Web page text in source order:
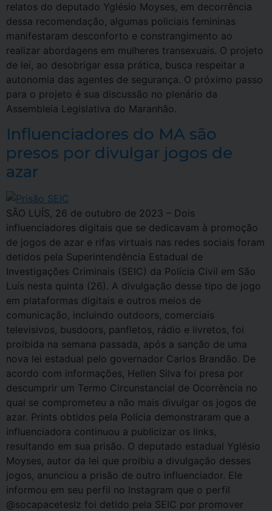
relatos do deputado Yglésio Moyses, em decorrência
dessa recomendação, algumas policiais femininas
manifestaram desconforto e constrangimento ao
realizar abordagens em mulheres transexuais. O projeto
de lei, ao desobrigar essa prática, busca respeitar a
autonomia das agentes de segurança. O próximo passo
para o projeto é sua discussão no plenário da
Assembleia Legislativa do Maranhão.
Influenciadores do MA são
presos por divulgar jogos de
azar
SÃO LUÍS, 26 de outubro de 2023 – Dois
influenciadores digitais que se dedicavam à promoção
de jogos de azar e rifas virtuais nas redes sociais foram
detidos pela Superintendência Estadual de
Investigações Criminais (SEIC) da Polícia Civil em São
Luís nesta quinta (26). A divulgação desse tipo de jogo
em plataformas digitais e outros meios de
comunicação, incluindo outdoors, comerciais
televisivos, busdoors, panfletos, rádio e livretos, foi
proibida na semana passada, após a sanção de uma
nova lei estadual pelo governador Carlos Brandão. De
acordo com informações, Hellen Silva foi presa por
descumprir um Termo Circunstancial de Ocorrência no
qual se comprometeu a não mais divulgar os jogos de
azar. Prints obtidos pela Polícia demonstraram que a
influenciadora continuou a publicizar os links,
resultando em sua prisão. O deputado estadual Yglésio
Moyses, autor da lei que proibiu a divulgação desses
jogos, anunciou a prisão de outro influenciador. Ele
informou em seu perfil no Instagram que o perfil
@socapaceteslz foi detido pela SEIC por promover